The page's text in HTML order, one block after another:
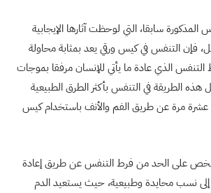
سابقا، التي لوحظت آثارها الإيجابية
فإن التنفس في كيس ورقي يعد بمثابة محاولة
الذي عادة ما يأتي للإنسان مرفقا بموجات
هذه الطريقة في التنفس بأكثر الطرق الطبيعية
عشرة مرة عن طريق الفم والأنف باستخدام كيس
على الحد من فرط التنفس عن طريق إعادة
إلى نسب محايدة وطبيعية، حيث يستعيد الدم